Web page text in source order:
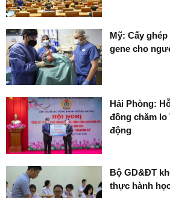
Mỹ: Cấy
gene cho
Hải Phòng:
đồng chăm
động
Bộ GD&ĐT
thực hành